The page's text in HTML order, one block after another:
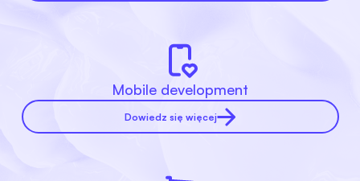
Mobile development
Dowiedz się więcej